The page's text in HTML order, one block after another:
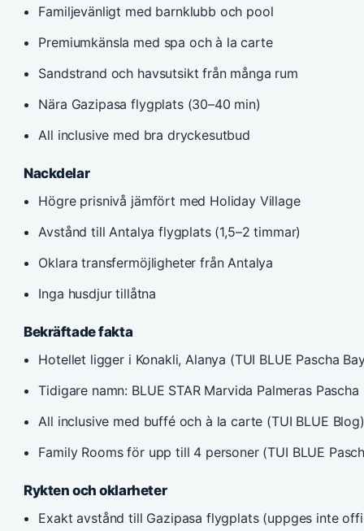
Familjevänligt med barnklubb och pool
Premiumkänsla med spa och à la carte
Sandstrand och havsutsikt från många rum
Nära Gazipasa flygplats (30–40 min)
All inclusive med bra dryckesutbud
Nackdelar
Högre prisnivå jämfört med Holiday Village
Avstånd till Antalya flygplats (1,5–2 timmar)
Oklara transfermöjligheter från Antalya
Inga husdjur tillåtna
Bekräftade fakta
Hotellet ligger i Konakli, Alanya (TUI BLUE Pascha
Tidigare namn: BLUE STAR Marvida Palmeras
All inclusive med buffé och à la carte (TUI BLUE Blog)
Family Rooms för upp till 4 personer (TUI BLUE
Rykten och oklarheter
Exakt avstånd till Gazipasa flygplats (uppges inte